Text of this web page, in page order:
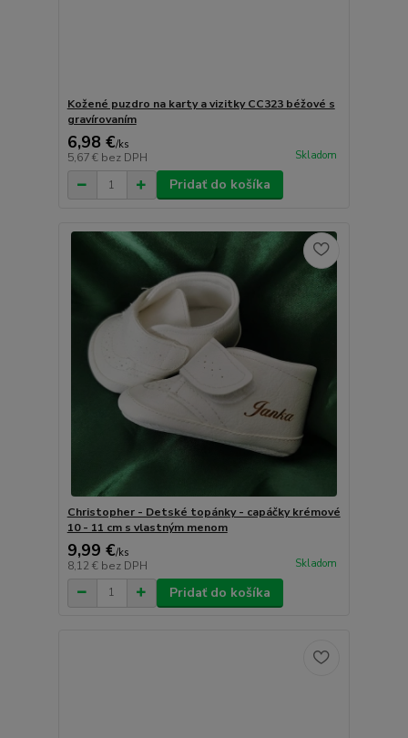
Kožené puzdro na karty a vizitky CC323 béžové s
gravírovaním
6,98 €/ks
5,67 € bez DPH Skladom
Pridať do košíka
Christopher - Detské topánky - capáčky krémové
10 - 11 cm s vlastným menom
9,99 €/ks
8,12 € bez DPH Skladom
Pridať do košíka